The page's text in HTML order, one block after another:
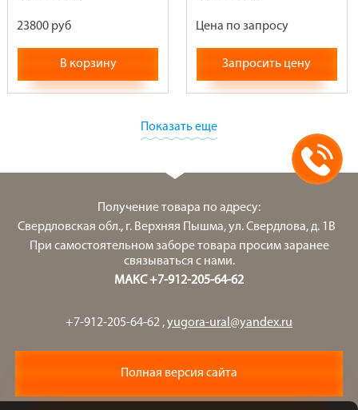
23800 руб
В корзину
Цена по запросу
Запросить цену
Показать еще
Получение товара по адресу:
Свердловская обл., г. Верхняя Пышма, ул. Свердлова, д. 1В
При самостоятельном заборе товара просим заранее
связываться с нами.
МАКС +7-912-205-64-62
+7-912-205-64-62 ,yugora-ural@yandex.ru
Полная версия сайта